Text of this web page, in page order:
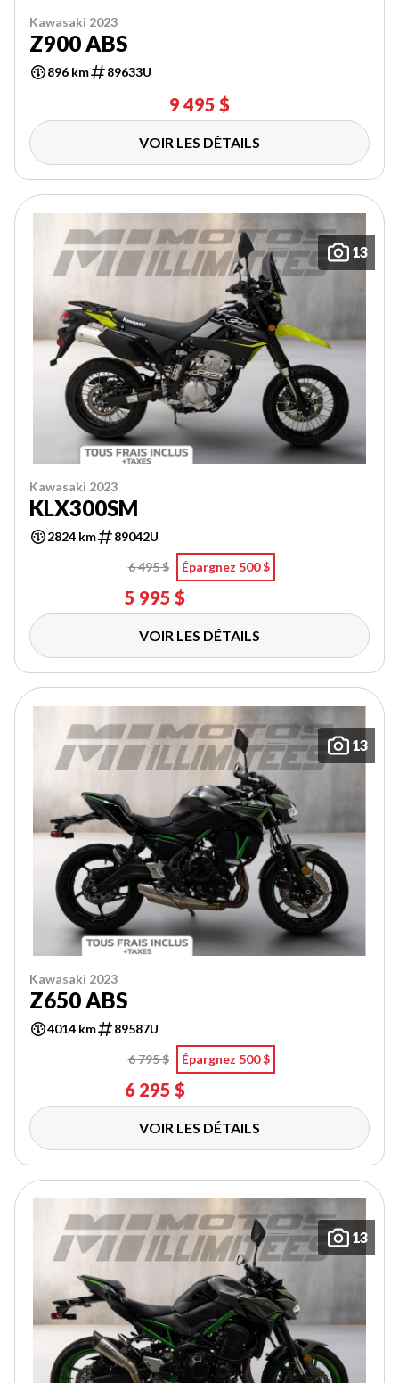
Kawasaki 2023
Z900 ABS
896 km 89633U
9 495 $
VOIR LES DÉTAILS
13
Kawasaki 2023
KLX300SM
2824 km
89042U
6 495 $
Épargnez 500 $
5 995 $
VOIR LES DÉTAILS
13
Kawasaki 2023
Z650 ABS
4014 km
89587U
6 795 $
Épargnez 500 $
6 295 $
VOIR LES DÉTAILS
13